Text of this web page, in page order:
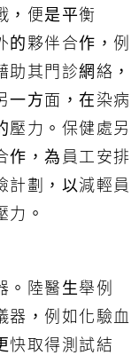
，便是平衡
的夥伴合作，例
其門診網絡，
一方面，在染病
壓力。保健處另
作，為員工安排
計劃，以減輕員
力。
。陸醫生舉例
器，例如化驗血
快取得測試結